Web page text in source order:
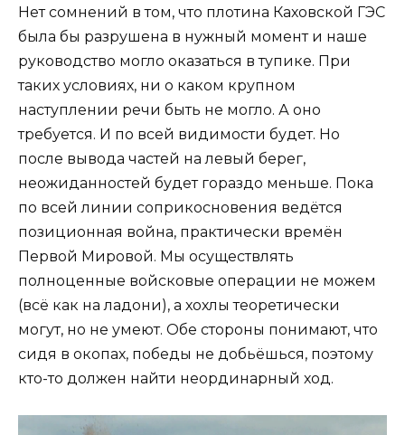
Нет сомнений в том, что плотина Каховской ГЭС
была бы разрушена в нужный момент и наше
руководство могло оказаться в тупике. При
таких условиях, ни о каком крупном
наступлении речи быть не могло. А оно
требуется. И по всей видимости будет. Но
после вывода частей на левый берег,
неожиданностей будет гораздо меньше. Пока
по всей линии соприкосновения ведётся
позиционная война, практически времён
Первой Мировой. Мы осуществлять
полноценные войсковые операции не можем
(всё как на ладони), а хохлы теоретически
могут, но не умеют. Обе стороны понимают, что
сидя в окопах, победы не добьёшься, поэтому
кто-то должен найти неординарный ход.